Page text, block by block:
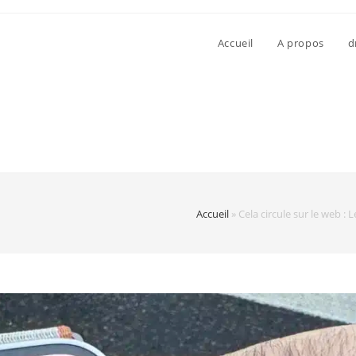
Accueil A propos
Accueil » Cela circule sur le web :